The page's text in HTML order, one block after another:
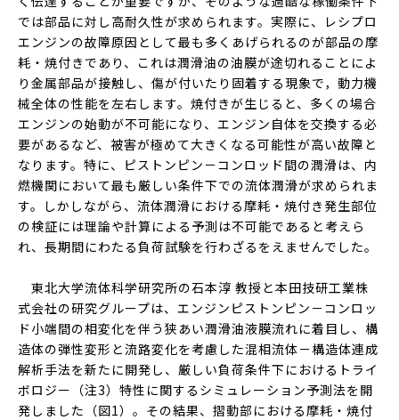
では部品に対し高耐久性が求められます。実際に、レシプロ
エンジンの故障原因として最も多くあげられるのが部品の摩
耗・焼付きであり、これは潤滑油の油膜が途切れることによ
り金属部品が接触し、傷が付いたり固着する現象で，動力機
械全体の性能を左右します。焼付きが生じると、多くの場合
エンジンの始動が不可能になり、エンジン自体を交換する必
要があるなど、被害が極めて大きくなる可能性が高い故障と
なります。特に、ピストンピン－コンロッド間の潤滑は、内
燃機関において最も厳しい条件下での流体潤滑が求められま
す。しかしながら、流体潤滑における摩耗・焼付き発生部位
の検証には理論や計算による予測は不可能であると考えら
れ、長期間にわたる負荷試験を行わざるをえませんでした。
東北大学流体科学研究所の石本淳 教授と本田技研工業株
式会社の研究グループは、エンジンピストンピン－コンロッ
ド小端間の相変化を伴う狭あい潤滑油液膜流れに着目し、構
造体の弾性変形と流路変化を考慮した混相流体－構造体連成
解析手法を新たに開発し、厳しい負荷条件下におけるトライ
ボロジー（注3）特性に関するシミュレーション予測法を開
発しました（図1）。その結果、摺動部における摩耗・焼付